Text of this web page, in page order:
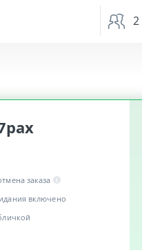
2
заказа
включено